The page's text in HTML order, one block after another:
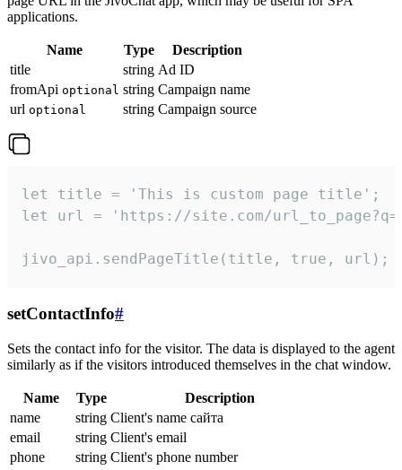
applications.
Name Type
Description
title
string Ad ID
fromApi optional string Campaign name
url optional string Campaign source
let title = 'This is custom page title';
let url = 'https://site.com/
jivo_api.sendPageTitle(title, true, url);
setContactInfo#
Sets the contact info for the visitor. The data is displayed to the agent
similarly as if the visitors introduced themselves in the chat window.
Name Type
Description
name
string Client's name сайта
email
string Client's email
phone
string Client's phone number